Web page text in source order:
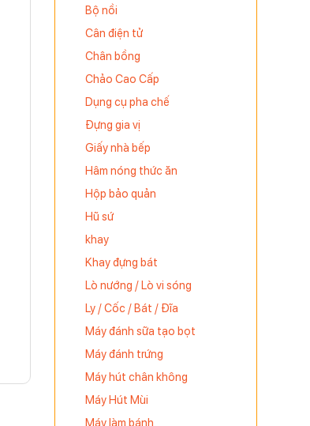
Bộ nồi
Cân điện tử
Chân bồng
Chảo Cao Cấp
Dụng cụ pha chế
Đựng gia vị
Giấy nhà bếp
Hâm nóng thức ăn
Hộp bảo quản
Hũ sứ
khay
Khay đựng bát
Lò nướng / Lò vi sóng
Ly / Cốc / Bát / Đĩa
Máy đánh sữa tạo bọt
Máy đánh trứng
Máy hút chân không
Máy Hút Mùi
Máy làm bánh